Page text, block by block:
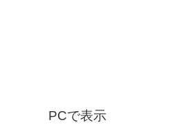
PCで表示